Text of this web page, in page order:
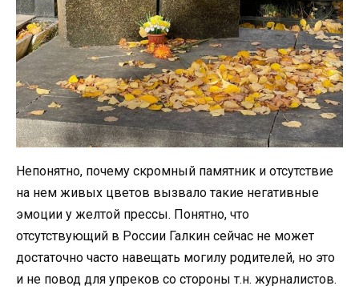
Непонятно, почему скромный памятник и отсутствие
на нем живых цветов вызвало такие негативные
эмоции у желтой прессы. Понятно, что
отсутствующий в России Галкин сейчас не может
достаточно часто навещать могилу родителей, но это
и не повод для упреков со стороны т.н. журналистов.